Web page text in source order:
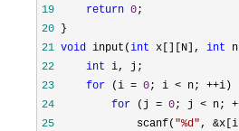
19
return 0
20
21 void input(int x[][N], int
22
int
23
for (i = 0; i < n; ++
24
for (j = 0; j < n;
25
             scanf(
"%d", &